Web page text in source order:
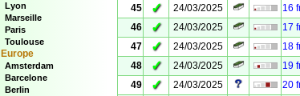
Lyon
Marseille
Paris
Toulouse
Europe
Amsterdam
Barcelone
Berlin
45
✓ 24/03/2025
16
46
✓ 24/03/2025
17
47
✓ 24/03/2025
18
48
✓ 24/03/2025
19
49
✓ 24/03/2025
20